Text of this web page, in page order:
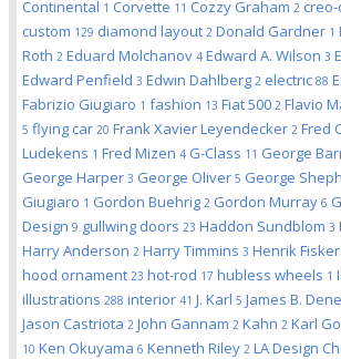
Continental 1 Corvette 11 Cozzy Graham 2
custom 129 diamond layout 2 Donald Gardner 1
Roth 2 Eduard Molchanov 4 Edward A. Wilson 3
Edward Penfield 3 Edwin Dahlberg 2 electric 88
Fabrizio Giugiaro 1 fashion 13 Fiat 500 2 Flavio
5 flying car 20 Frank Xavier Leyendecker 2 Fred
Ludekens 1 Fred Mizen 4 G-Class 11 George
George Harper 3 George Oliver 5 George
Giugiaro 1 Gordon Buehrig 2 Gordon Murray 6
Design 9 gullwing doors 23 Haddon Sundblom 3
Harry Anderson 2 Harry Timmins 3 Henrik Fisker
hood ornament 23 hot-rod 17 hubless wheels 1
illustrations 288 interior 41 J. Karl 5 James B.
Jason Castriota 2 John Gannam 2 Kahn 2 Karl
10 Ken Okuyama 6 Kenneth Riley 2 LA Design